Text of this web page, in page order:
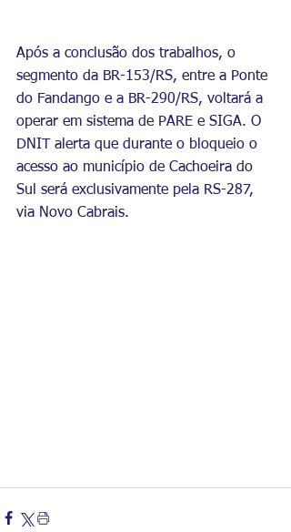
Após a conclusão dos trabalhos, o
segmento da BR-153/RS, entre a Ponte
do Fandango e a BR-290/RS, voltará a
operar em sistema de PARE e SIGA. O
DNIT alerta que durante o bloqueio o
acesso ao município de Cachoeira do
Sul será exclusivamente pela RS-287,
via Novo Cabrais.